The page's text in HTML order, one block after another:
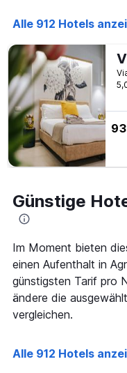
letzten
3
Tagen
gefunden
wurde.
Anzahl
Tage
vor
dem
Aufenthalt
anzeigt
Das
Diagramm
hat
Y-
die
den
durchschnittlichen
anzeigt
Alle 912 Hotels
Günstige
Im Moment bieten
einen Aufenthalt in
günstigsten Tarif pro
ändere die
vergleichen.
Alle 912 Hotels